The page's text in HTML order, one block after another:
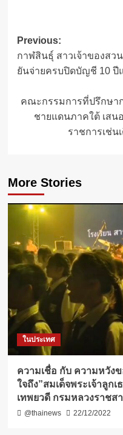
Post
navigation
Previous:
กาฬสินธุ์ สาวเจ้าของสว
ยันจ่ายครบปิดบัญชี 10 ปี
คณะกรรมการที่ปรึกษา
ชายแดนภาคใต้ เสน
ราชการเช่น
More Stories
ในประเทศ
ความเชื่อ กับ​ ความหวังข
ใจถึง”สมเด็จพระเจ้าลูก
เทพยวดี กรมหลวงราช
@thainews 22/12/2022